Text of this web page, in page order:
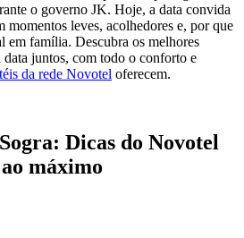
o governo JK. Hoje, a data convida
momentos leves, acolhedores e, por que
em família. Descubra os melhores
data juntos, com todo o conforto e
da rede Novotel oferecem.
Dicas do Novotel
máximo